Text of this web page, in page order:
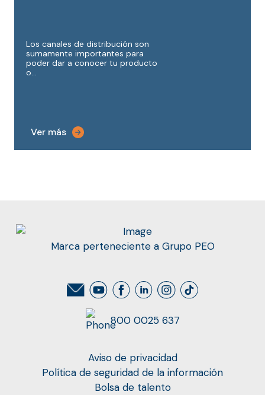
Los canales de distribución son
sumamente importantes para
poder dar a conocer tu producto
o...
Aviso de privacidad
Política de seguridad de la información
Bolsa de talento
Marca perteneciente a Grupo PEO
800 0025 637